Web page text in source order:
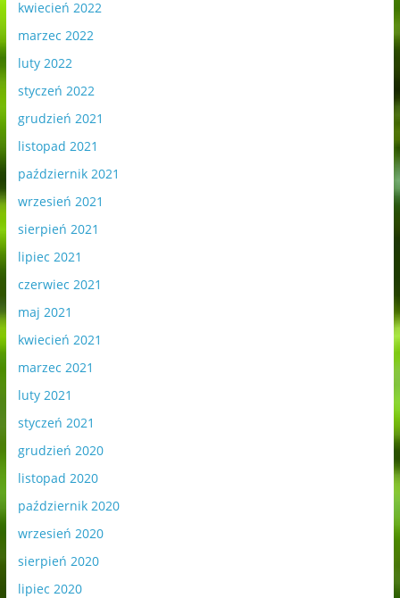
kwiecień 2022
marzec 2022
luty 2022
styczeń 2022
grudzień 2021
listopad 2021
październik 2021
wrzesień 2021
sierpień 2021
lipiec 2021
czerwiec 2021
maj 2021
kwiecień 2021
marzec 2021
luty 2021
styczeń 2021
grudzień 2020
listopad 2020
październik 2020
wrzesień 2020
sierpień 2020
lipiec 2020